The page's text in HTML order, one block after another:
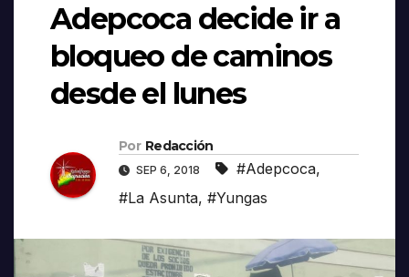
Adepcoca decide ir a
bloqueo de caminos
desde el lunes
Por Redacción
SEP 6, 2018 #Adepcoca,
#La Asunta, #Yungas